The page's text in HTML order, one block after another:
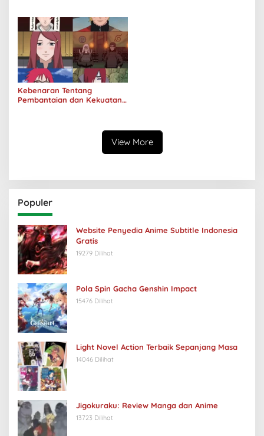
Kebenaran Tentang
Pembantaian dan Kekuatan
View More
Populer
Website Penyedia Anime Subtitle Indonesia
Gratis
19279 Dilihat
Pola Spin Gacha Genshin Impact
15476 Dilihat
Light Novel Action Terbaik Sepanjang Masa
14046 Dilihat
Jigokuraku: Review Manga dan Anime
13723 Dilihat